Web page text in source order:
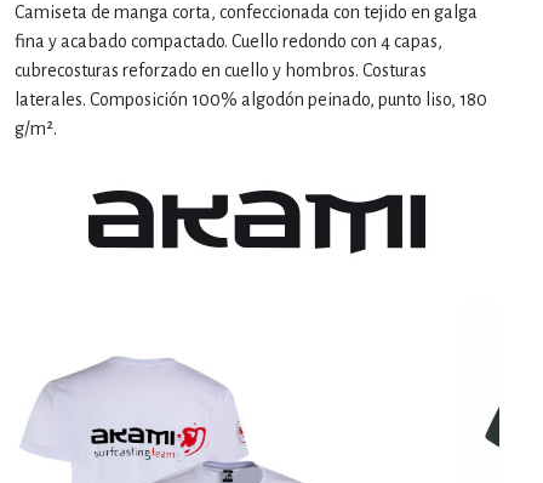
Camiseta de manga corta, confeccionada con tejido en galga
fina y acabado compactado. Cuello redondo con 4 capas,
cubrecosturas reforzado en cuello y hombros. Costuras
laterales. Composición 100% algodón peinado, punto liso, 180
g/m².